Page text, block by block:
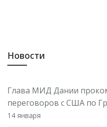
Новости
Глава МИД Дании
переговоров с США по
14 января